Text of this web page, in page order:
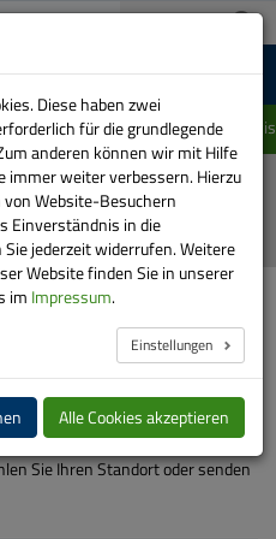
MENU
im Linienverlauf der Linie 415
Informationen und Tickets für
Sie Ihren Standort oder senden
Diese haben zwei
für die grundlegende
anderen können wir mit Hilfe
immer weiter verbessern. Hierzu
Website-Besuchern
Einverständnis in die
jederzeit widerrufen. Weitere
Website finden Sie in unserer
im Impressum.
Einstellungen
Alle Cookies akzeptieren